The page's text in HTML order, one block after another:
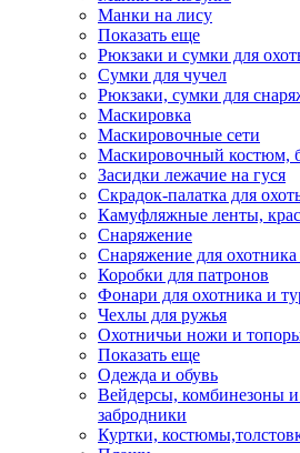
Манки на лису
Показать еще
Рюкзаки и сумки для
Сумки для чучел
Рюкзаки, сумки для
Маскировка
Маскировочные сети
Маскировочный костюм,
Засидки лежачие на гуся
Скрадок-палатка для
Камуфляжные ленты,
Снаряжение
Снаряжение для охотника
Коробки для патронов
Фонари для охотника и
Чехлы для ружья
Охотничьи ножи и
Показать еще
Одежда и обувь
Вейдерсы, комбинезоны
забродники
Куртки,